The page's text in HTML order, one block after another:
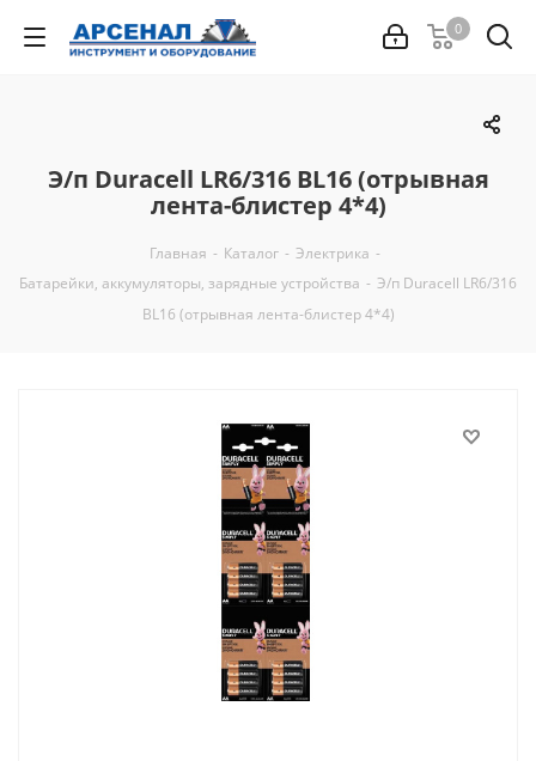
0
Э/п Duracell LR6/316 BL16 (отрывная
лента-блистер 4*4)
Главная - Каталог - Электрика -
Батарейки, аккумуляторы, зарядные устройства - Э/п Duracell LR6/316
BL16 (отрывная лента-блистер 4*4)